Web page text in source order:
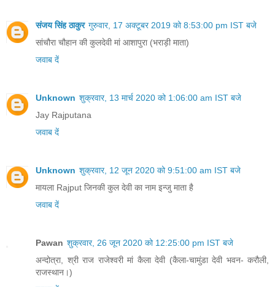
संजय सिंह ठाकुर गुरुवार, 17 अक्टूबर 2019 को 8:53:00 pm IST बजे
सांचौरा चौहान की कुलदेवी मां आशापुरा (भराड़ी माता)
जवाब दें
Unknown शुक्रवार, 13 मार्च 2020 को 1:06:00 am IST बजे
Jay Rajputana
जवाब दें
Unknown शुक्रवार, 12 जून 2020 को 9:51:00 am IST बजे
मायला Rajput जिनकी कुल देवी का नाम इन्जु माता है
जवाब दें
Pawan शुक्रवार, 26 जून 2020 को 12:25:00 pm IST बजे
अन्दोत्रा, श्री राज राजेश्वरी मां कैला देवी (कैला-चामुंडा देवी भवन- करौली,
राजस्थान।)